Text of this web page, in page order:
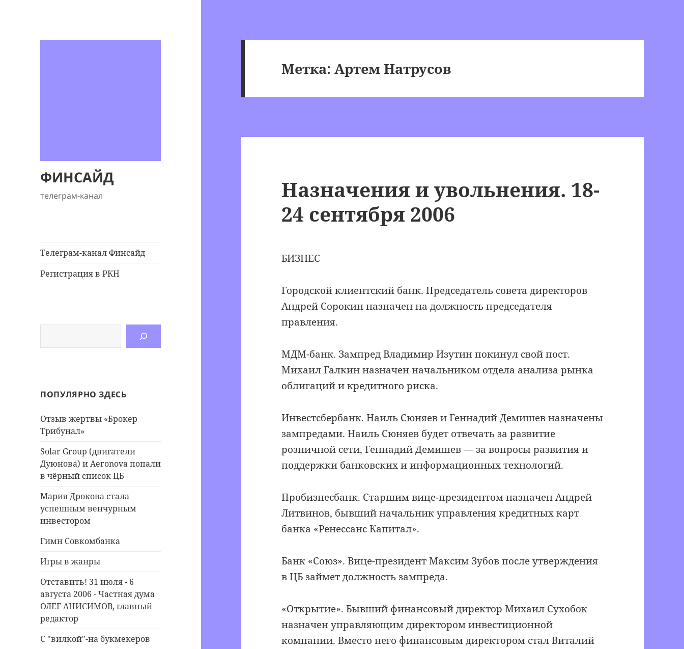
ФИНСАЙД
телеграм-канал
Телеграм-канал Финсайд
Регистрация в РКН
ПОПУЛЯРНО ЗДЕСЬ
Отзыв жертвы «Брокер
Трибунал»
Solar Group (двигатели
Дуюнова) и Aeronova попали
в чёрный список ЦБ
Мария Дрокова стала
успешным венчурным
инвестором
Гимн Совкомбанка
Игры в жанры
Отставить! 31 июля - 6
августа 2006 - Частная дума
ОЛЕГ АНИСИМОВ, главный
редактор
С "вилкой"-на букмекеров
Метка:Артем Натрусов
Назначения и увольнения. 18-
24 сентября 2006
БИЗНЕС
Городской клиентский банк. Председатель совета директоров
Андрей Сорокин назначен на должность председателя
правления.
МДМ-банк. Зампред Владимир Изутин покинул свой пост.
Михаил Галкин назначен начальником отдела анализа рынка
облигаций и кредитного риска.
Инвестсбербанк. Наиль Сюняев и Геннадий Демишев назначены
зампредами. Наиль Сюняев будет отвечать за развитие
розничной сети, Геннадий Демишев — за вопросы развития и
поддержки банковских и информационных технологий.
Пробизнесбанк. Старшим вице-президентом назначен Андрей
Литвинов, бывший начальник управления кредитных карт
банка «Ренессанс Капитал».
Банк «Союз». Вице-президент Максим Зубов после утверждения
в ЦБ займет должность зампреда.
«Открытие». Бывший финансовый директор Михаил Сухобок
назначен управляющим директором инвестиционной
компании. Вместо него финансовым директором стал Виталий